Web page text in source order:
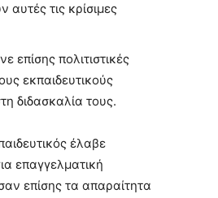
τις κρίσιμες
επίσης πολιτιστικές
εκπαιδευτικούς
διδασκαλία τους.
έλαβε
επαγγελματική
επίσης τα απαραίτητα